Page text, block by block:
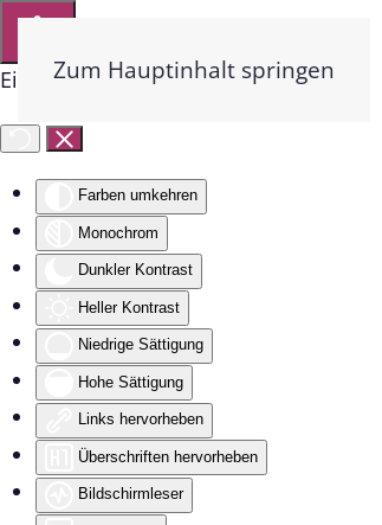
Eingabehilfen öffnen
Farben umkehren
Monochrom
Dunkler Kontrast
Heller Kontrast
Niedrige Sättigung
Hohe Sättigung
Links hervorheben
Überschriften hervorheben
Bildschirmleser
Zum Hauptinhalt springen